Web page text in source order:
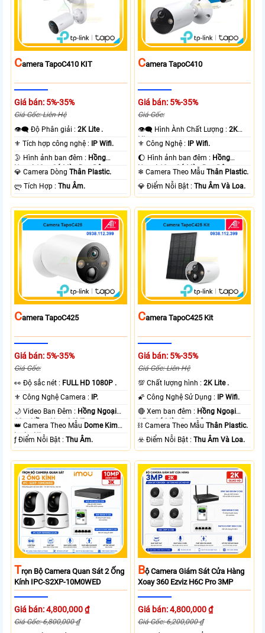
CAmera TapoC410 KIT
Giá bán: 5%-35%
Giá Gốc: Liên Hệ
👁️‍🗨 Độ Phân giải :2K Lite .
⚜️ Tích hợp công nghệ :
IP Wifi.
🌛 Hình ảnh ban đêm : Hồng
Ngoại 10m Có Màu Ban Ðêm.
💎 Camera DòngThân Plastic.
️ლ Tích Hợp :Thu Âm.
CAmera TapoC410
Giá bán: 5%-35%
Giá Gốc:
👁️‍🗨 Hình Ành Chất Lượng :2K
Lite .
⚜️ Công Nghệ :
IP Wifi.
🌔 Hình ảnh ban đêm : Hồng
Ngoại 10m Có Màu Ban Ðêm.
❄ Camera Theo MẫuThân Plastic.
️💎 Điểm Nỗi Bật :Thu Âm Và Loa.
CAmera TapoC425
Giá bán: 5%-35%
Giá Gốc:
️👀 Độ sắc nét : FULL HD 1080P .
⚜️ Công Nghệ Camera :
IP.
🌙 Video Ban Đêm : Hồng Ngoại
10m Hồng Ngoại SMD.
👑 Camera Theo Mẫu Dome Kim
loại + Nhựa.
️ƒ Điểm Nỗi Bật :Thu Âm.
CAmera TapoC425 Kit
Giá bán: 5%-35%
Giá Gốc: Liên Hệ
💯 Chất lượng hình :2K Lite .
🌠 Công Nghệ Sử Dụng :
IP Wifi.
🔴 Xem ban đêm : Hồng Ngoại
15m Có Màu Ban Ðêm.
⛓ Camera Theo MẫuThân Plastic.
️☣️ Điểm Nỗi Bật :Thu Âm Và Loa.
TRọn Bộ Camera Quan Sát 2 Ống
Kính IPC-S2XP-10M0WED
Giá bán: 4,800,000 ₫
Giá Gốc: 6,800,000 ₫
BỘ Camera Giám Sát Cửa Hàng
Xoay 360 Ezviz H6C Pro 3MP
Giá bán: 4,800,000 ₫
Giá Gốc: 6,200,000 ₫